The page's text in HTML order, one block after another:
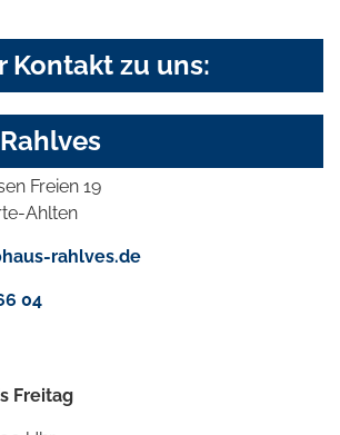
Kontakt zu uns:
Freien 19
Ahlten
rahlves.de
04
Freitag